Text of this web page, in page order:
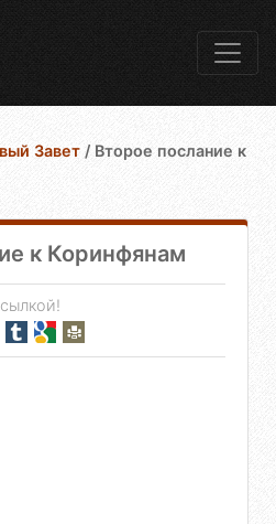
Завет / Второе послание к
к Коринфянам